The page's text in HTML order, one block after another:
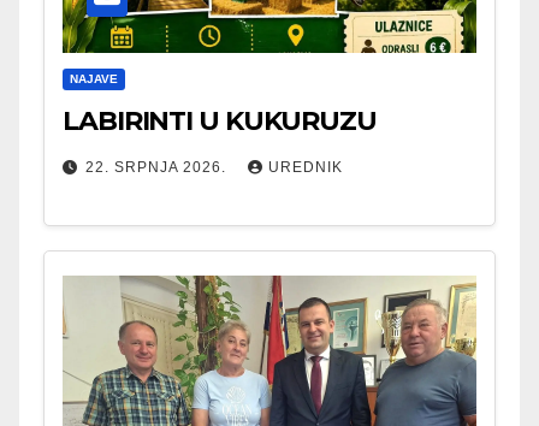
NAJAVE
LABIRINTI U KUKURUZU
22. SRPNJA 2026. UREDNIK